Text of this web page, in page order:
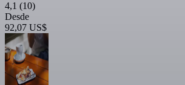
4,1 (10)
Desde
92,07 US$